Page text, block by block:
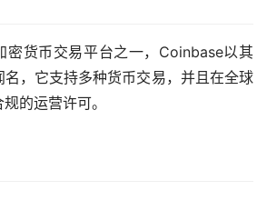
密货币交易平台之一，Coinbase以其
，它支持多种货币交易，并且在全球
的运营许可。